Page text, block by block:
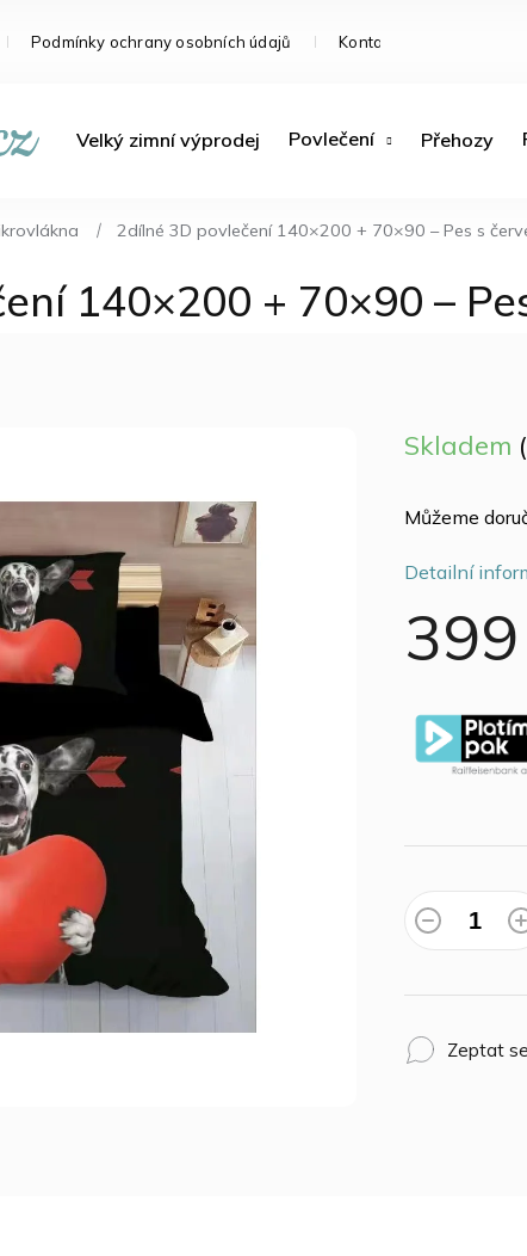
Podmínky ochrany osobních údajů Kontakty
Velký zimní výprodej Povlečení Přehozy
2dílné 3D povlečení 140×200 + 70×90 – Pes s
140×200 + 70×90 –
cena:
Skladem
Můžeme
Detailní
Zeptat se